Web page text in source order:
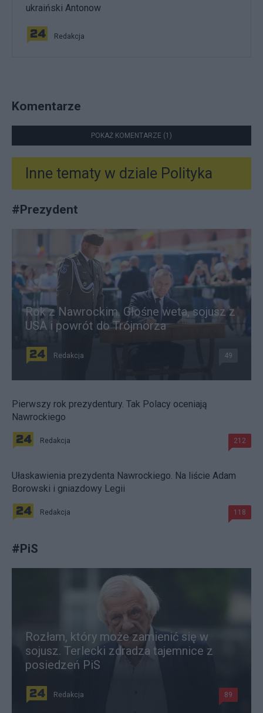
ukraiński Antonow
Redakcja
Komentarze
POKAŻ KOMENTARZE (1)
Inne tematy w dziale Polityka
#Prezydent
Rok z Nawrockim. Głośne weta, sojusz z
USA i powrót do Trójmorza
Redakcja 49
Pierwszy rok prezydentury. Tak Polacy oceniają
Nawrockiego
Redakcja 212
Ułaskawienia prezydenta Nawrockiego. Na liście Adam
Borowski i gniazdowy Legii
Redakcja 118
#PiS
Rozłam, który może zamienić się w
sojusz. Terlecki zdradza tajemnice z
posiedzeń PiS
Redakcja 89